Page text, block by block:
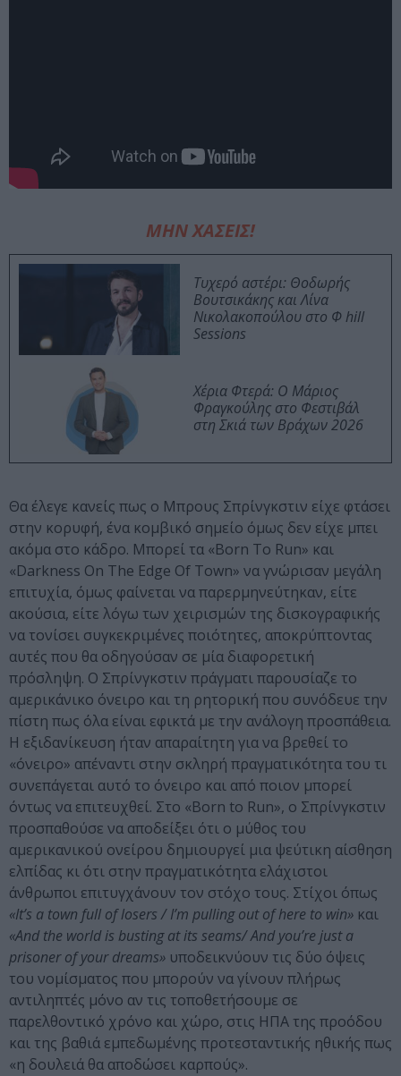
ΜΗΝ ΧΑΣΕΙΣ!
Τυχερό αστέρι: Θοδωρής
Βουτσικάκης και Λίνα
Νικολακοπούλου στο Φ hill
Sessions
Χέρια Φτερά: Ο Μάριος
Φραγκούλης στο Φεστιβάλ
στη Σκιά των Βράχων 2026
Θα έλεγε κανείς πως ο Μπρους Σπρίνγκστιν είχε φτάσει
στην κορυφή, ένα κομβικό σημείο όμως δεν είχε μπει
ακόμα στο κάδρο. Μπορεί τα «Born To Run» και
«Darkness On The Edge Of Town» να γνώρισαν μεγάλη
επιτυχία, όμως φαίνεται να παρερμηνεύτηκαν, είτε
ακούσια, είτε λόγω των χειρισμών της δισκογραφικής
να τονίσει συγκεκριμένες ποιότητες, αποκρύπτοντας
αυτές που θα οδηγούσαν σε μία διαφορετική
πρόσληψη. Ο Σπρίνγκστιν πράγματι παρουσίαζε το
αμερικάνικο όνειρο και τη ρητορική που συνόδευε την
πίστη πως όλα είναι εφικτά με την ανάλογη προσπάθεια.
Η εξιδανίκευση ήταν απαραίτητη για να βρεθεί το
«όνειρο» απέναντι στην σκληρή πραγματικότητα του τι
συνεπάγεται αυτό το όνειρο και από ποιον μπορεί
όντως να επιτευχθεί. Στο «Born to Run», ο Σπρίνγκστιν
προσπαθούσε να αποδείξει ότι ο μύθος του
αμερικανικού ονείρου δημιουργεί μια ψεύτικη αίσθηση
ελπίδας κι ότι στην πραγματικότητα ελάχιστοι
άνθρωποι επιτυγχάνουν τον στόχο τους. Στίχοι όπως
«It’s a town full of losers / I’m pulling out of here to win» και
«And the world is busting at its seams/ And you’re just a
prisoner of your dreams» υποδεικνύουν τις δύο όψεις
του νομίσματος που μπορούν να γίνουν πλήρως
αντιληπτές μόνο αν τις τοποθετήσουμε σε
παρελθοντικό χρόνο και χώρο, στις ΗΠΑ της προόδου
και της βαθιά εμπεδωμένης προτεσταντικής ηθικής πως
«η δουλειά θα αποδώσει καρπούς».